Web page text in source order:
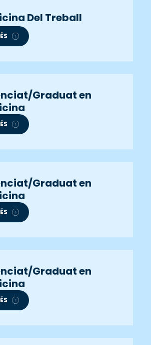
Del Treball
Graduat en
Graduat en
Graduat en